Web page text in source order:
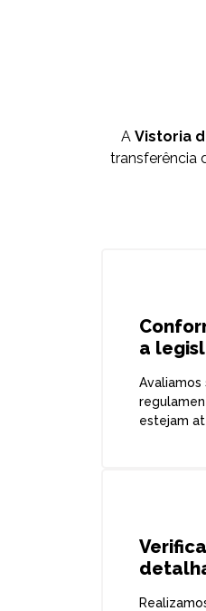
A Vistoria
transferência
a
estejam